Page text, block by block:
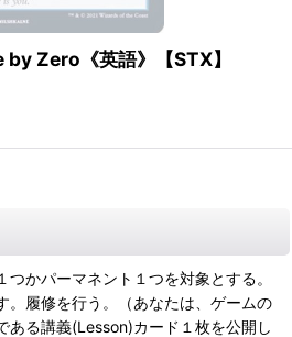
Zero《英語》【STX】
かパーマネント１つを対象とする。
。履修を行う。（あなたは、ゲームの
ある講義(Lesson)カード１枚を公開し